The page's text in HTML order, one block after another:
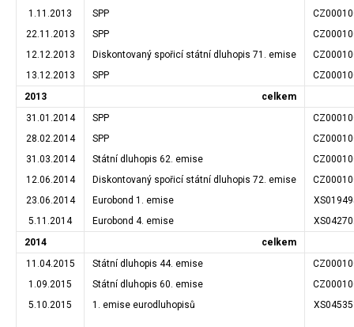
1.11.2013
SPP
22.11.2013
SPP
12.12.2013
Diskontovaný spořicí státní dluhopis 71. emise
13.12.2013
SPP
2013
celkem
31.01.2014
SPP
28.02.2014
SPP
31.03.2014
Státní dluhopis 62. emise
12.06.2014
Diskontovaný spořicí státní dluhopis 72. emise
23.06.2014
Eurobond 1. emise
5.11.2014
Eurobond 4. emise
2014
celkem
11.04.2015
Státní dluhopis 44. emise
1.09.2015
Státní dluhopis 60. emise
5.10.2015
1. emise eurodluhopisů